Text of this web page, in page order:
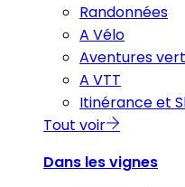
Randonnées
A Vélo
Aventures
A VTT
Itinérance et
Tout voir
Dans les vignes